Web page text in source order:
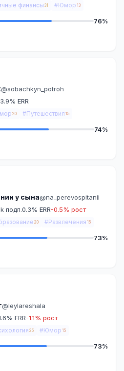
финансы31 #Юмор 13
76%
@sobachkyn_potroh
3.9% ERR
20 #Путешествия 15
74%
у сына@na_perevospitanii
подп.0.3% ERR-0.5% рост
20 #Развлечения 15
73%
@leylareshala
ERR-1.1% рост
25 #Юмор 15
73%